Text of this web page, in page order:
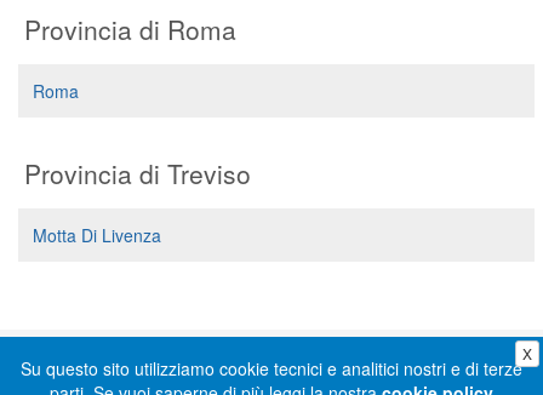
Provincia di Roma
Roma
Provincia di Treviso
Motta Di Livenza
Su questo sito utilizziamo cookie tecnici e analitici nostri e di terze
X
Informativa privacy- Cookie policy -Condizioni generali